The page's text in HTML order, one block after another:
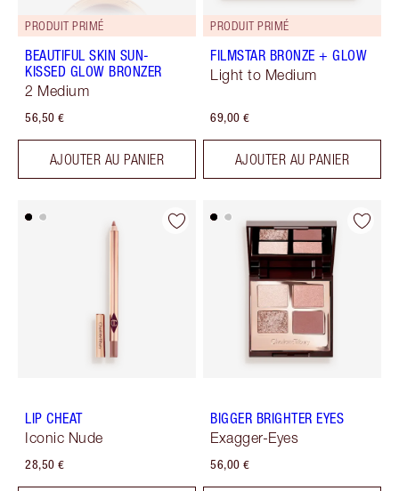
PRODUIT PRIMÉ
BEAUTIFUL SKIN SUN-
KISSED GLOW BRONZER
2 Medium
56,50 €
AJOUTER AU PANIER
PRODUIT PRIMÉ
FILMSTAR BRONZE + GLOW
Light to Medium
69,00 €
AJOUTER AU PANIER
LIP CHEAT
Iconic Nude
28,50 €
BIGGER BRIGHTER EYES
Exagger-Eyes
56,00 €